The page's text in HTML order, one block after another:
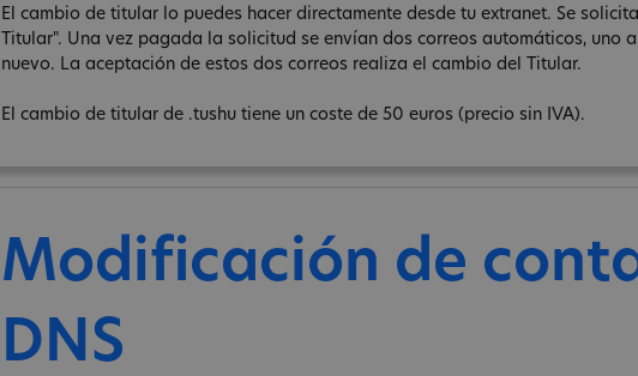
El cambio de titular lo puedes hacer directamente desde tu extranet. Se
Titular". Una vez pagada la solicitud se envían dos correos automáticos, uno
nuevo. La aceptación de estos dos correos realiza el cambio del Titular.
El cambio de titular de .tushu tiene un coste de 50 euros (precio sin IVA).
Modificación de
DNS